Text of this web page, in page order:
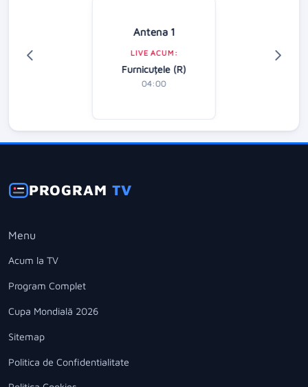
Antena 1
LIVE ACUM:
Furnicuțele (R)
04:00
PROGRAMTV
Menu
Acum la TV
Program Complet
Cupa Mondială 2026
Sitemap
Politica de Confidentialitate